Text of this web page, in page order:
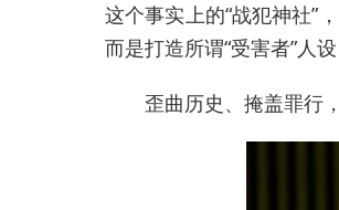
这个事实上的“战犯神社”
而是打造所谓“受害者”人
歪曲历史、掩盖罪行